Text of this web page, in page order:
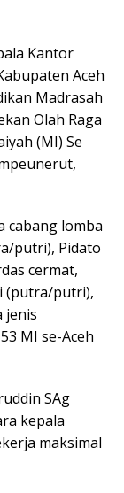
Kantor
Aceh
Madrasah
Olah Raga
(MI) Se
cabang lomba
putri), Pidato
cermat,
(putra/putri),
jenis
MI se-Aceh
SAg
kepala
maksimal